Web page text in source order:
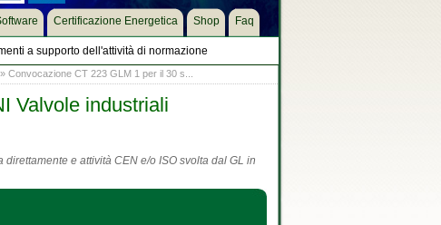
a supporto dell'attività di normazione
Certificazione Energetica Shop Faq
Convocazione CT 223 GLM 1 per il 30 s...
Valvole industriali
e attività CEN e/o ISO svolta dal GL in